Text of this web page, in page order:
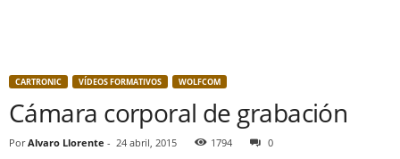
CARTRONIC VÍDEOS FORMATIVOS WOLFCOM
Cámara corporal de grabación
Por Alvaro Llorente - 24 abril, 2015 1794 0